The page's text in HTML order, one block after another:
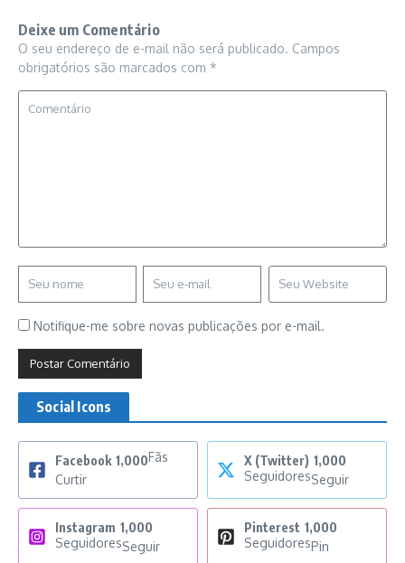
Deixe um Comentário
O seu endereço de e-mail não será publicado. Campos
obrigatórios são marcados com *
Notifique-me sobre novas publicações por e-mail.
Social Icons
Facebook 1,000Fãs
Curtir
X (Twitter) 1,000
SeguidoresSeguir
Instagram 1,000
SeguidoresSeguir
Pinterest 1,000
SeguidoresPin